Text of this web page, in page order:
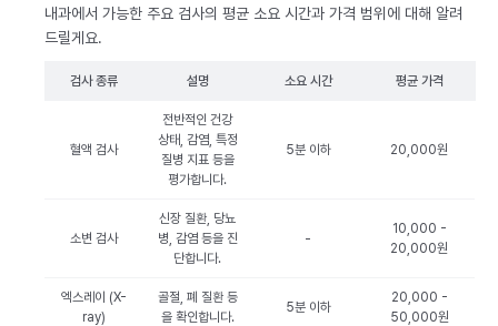
내과에서 가능한 주요 검사의 평균 소요 시간과 가격 범위에 대해 알려
드릴게요.
검사 종류 설명 소요 시간 평균 가격
혈액 검사
전반적인 건강
상태, 감염, 특정
질병 지표 등을
평가합니다.
5분 이하 20,000원
소변 검사
신장 질환, 당뇨
병, 감염 등을 진
단합니다.
-
10,000 -
20,000원
엑스레이 (X-
ray)
골절, 폐 질환 등
을 확인합니다.
5분 이하
20,000 -
50,000원